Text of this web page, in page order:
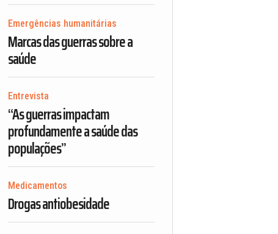
Emergências humanitárias
Marcas das guerras sobre a
saúde
Entrevista
“As guerras impactam
profundamente a saúde das
populações”
Medicamentos
Drogas antiobesidade